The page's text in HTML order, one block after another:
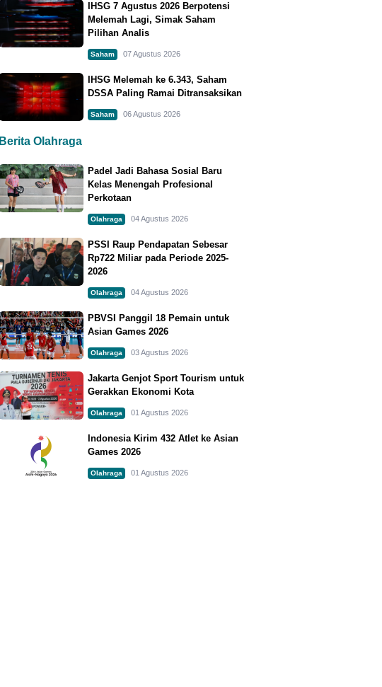
IHSG 7 Agustus 2026 Berpotensi
Melemah Lagi, Simak Saham
Pilihan Analis
Saham 07 Agustus 2026
IHSG Melemah ke 6.343, Saham
DSSA Paling Ramai Ditransaksikan
Saham 06 Agustus 2026
Berita Olahraga
Padel Jadi Bahasa Sosial Baru
Kelas Menengah Profesional
Perkotaan
Olahraga 04 Agustus 2026
PSSI Raup Pendapatan Sebesar
Rp722 Miliar pada Periode 2025-
2026
Olahraga 04 Agustus 2026
PBVSI Panggil 18 Pemain untuk
Asian Games 2026
Olahraga 03 Agustus 2026
Jakarta Genjot Sport Tourism untuk
Gerakkan Ekonomi Kota
Olahraga 01 Agustus 2026
Indonesia Kirim 432 Atlet ke Asian
Games 2026
Olahraga 01 Agustus 2026